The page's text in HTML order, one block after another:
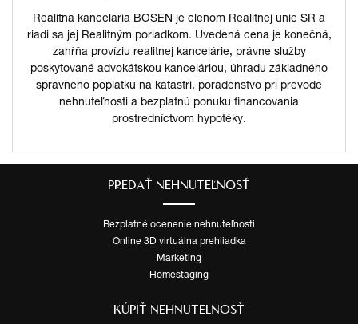
Realitná kancelária BOSEN je členom Realitnej únie SR a
riadi sa jej Realitným poriadkom. Uvedená cena je konečná,
zahŕňa províziu realitnej kancelárie, právne služby
poskytované advokátskou kanceláriou, úhradu základného
správneho poplatku na katastri, poradenstvo pri prevode
nehnuteľnosti a bezplatnú ponuku financovania
prostredníctvom hypotéky.
PREDAŤ NEHNUTEĽNOSŤ
Bezplatné ocenenie nehnuteľnosti
Online 3D virtuálna prehliadka
Marketing
Homestaging
KÚPIŤ NEHNUTEĽNOSŤ